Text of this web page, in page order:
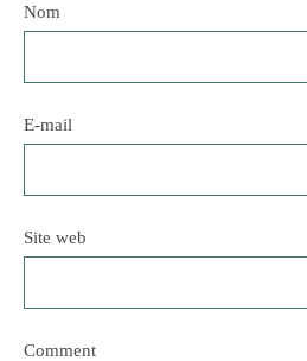
Nom
E-mail
Site web
Comment